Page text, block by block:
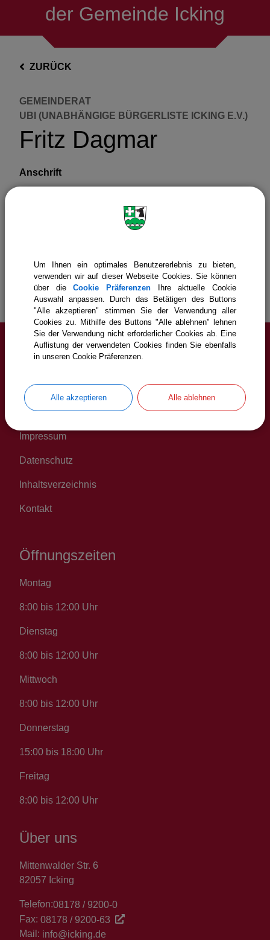
der Gemeinde Icking
ZURÜCK
GEMEINDERAT
UBI (UNABHÄNGIGE BÜRGERLISTE ICKING E.V.)
Fritz Dagmar
Anschrift
Gemeinde Icking Politik
Gemeinderat
Mitglieder
Detail
Service
Cookie Einstellungen
Erklärung zur Barrierefreiheit
Impressum
Datenschutz
Inhaltsverzeichnis
Kontakt
Öffnungszeiten
Montag
8:00 bis 12:00 Uhr
Dienstag
8:00 bis 12:00 Uhr
Mittwoch
8:00 bis 12:00 Uhr
Donnerstag
15:00 bis 18:00 Uhr
Freitag
8:00 bis 12:00 Uhr
Über uns
Mittenwalder Str. 6
82057 Icking
Telefon:08178 / 9200-0
Fax: 08178 / 9200-63
Mail: info@icking.de
Um Ihnen ein optimales Benutzererlebnis zu bieten,
verwenden wir auf dieser Webseite Cookies. Sie können
über dieCookie Präferenzen Ihre aktuelle Cookie
Auswahl anpassen. Durch das Betätigen des Buttons
"Alle akzeptieren" stimmen Sie der Verwendung aller
Cookies zu. Mithilfe des Buttons "Alle ablehnen" lehnen
Sie der Verwendung nicht erforderlicher Cookies ab. Eine
Auflistung der verwendeten Cookies finden Sie ebenfalls
in unseren Cookie Präferenzen.
Alle akzeptieren Alle ablehnen